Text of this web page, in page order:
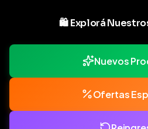
🛍️ Explorá
Nuevos
Ofertas